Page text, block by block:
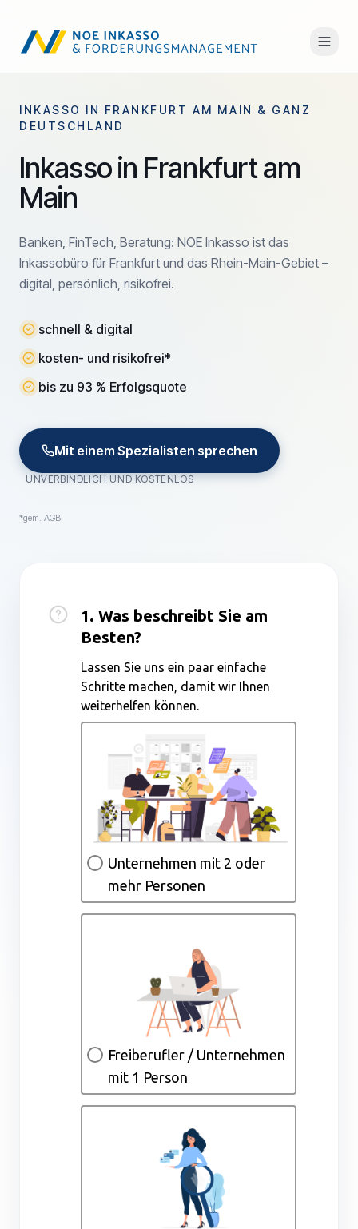
INKASSO IN FRANKFURT AM MAIN & GANZ
DEUTSCHLAND
Inkasso in Frankfurt am
Main
Banken, FinTech, Beratung: NOE Inkasso ist das
Inkassobüro für Frankfurt und das Rhein-Main-Gebiet –
digital, persönlich, risikofrei.
schnell & digital
kosten- und risikofrei*
bis zu 93 % Erfolgsquote
Mit einem Spezialisten sprechen
UNVERBINDLICH UND KOSTENLOS
*gem. AGB